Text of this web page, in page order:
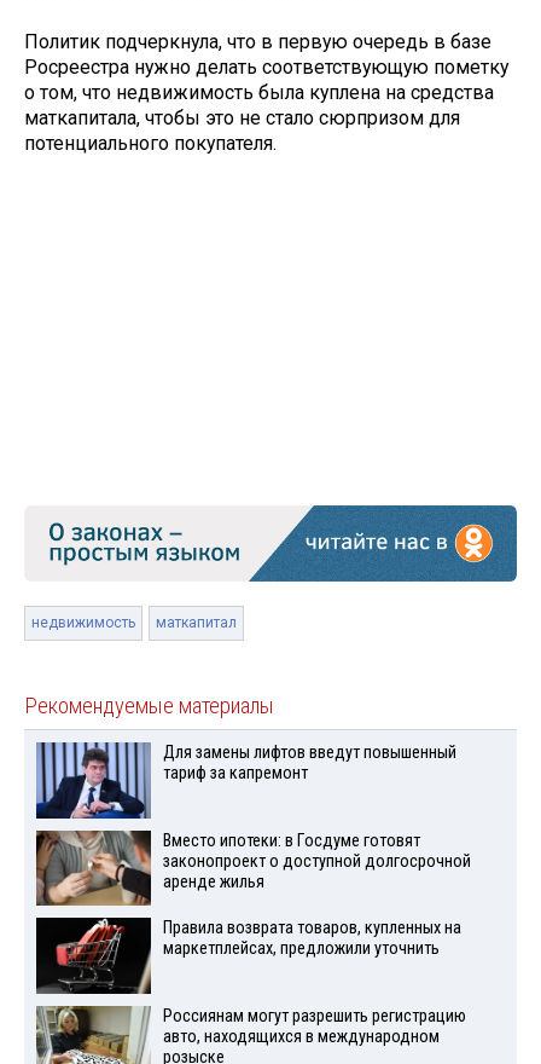
Политик подчеркнула, что в первую очередь в базе
Росреестра нужно делать соответствующую пометку
о том, что недвижимость была куплена на средства
маткапитала, чтобы это не стало сюрпризом для
потенциального покупателя.
недвижимость маткапитал
Рекомендуемые материалы
Для замены лифтов введут повышенный
тариф за капремонт
Вместо ипотеки: в Госдуме готовят
законопроект о доступной долгосрочной
аренде жилья
Правила возврата товаров, купленных на
маркетплейсах, предложили уточнить
Россиянам могут разрешить регистрацию
авто, находящихся в международном
розыске